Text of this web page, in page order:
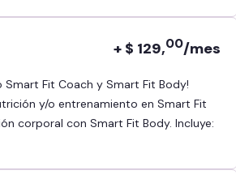
+ $ 129,00/mes
y/o entrenamiento en Smart Fit
corporal con Smart Fit Body. Incluye: